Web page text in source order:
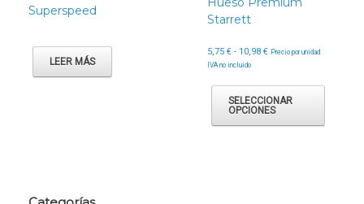
Superspeed
LEER MÁS
Starrett
5,75€ - 10,98€Rango
desde
5,75 €
hasta
10,98 €
Precio por unidad
IVA no incluido
SELECCIONAR
OPCIONES